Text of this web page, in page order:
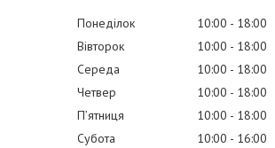
Понеділок 10:00
18:00
Вівторок
10:00
18:00
Середа
10:00
18:00
Четвер
10:00
18:00
Пʼятниця
10:00
18:00
Субота
10:00
16:00